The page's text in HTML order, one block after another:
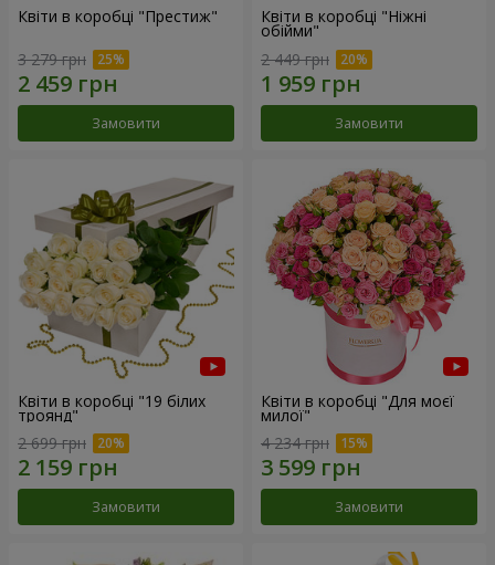
Квіти в коробці "Престиж"
3 279 грн
Замовити
Квіти в коробці "Ніжні
обійми"
2 449 грн
Замовити
Квіти в коробці "19 білих
троянд"
2 699 грн
Замовити
Квіти в коробці "Для моєї
милої"
4 234 грн
Замовити